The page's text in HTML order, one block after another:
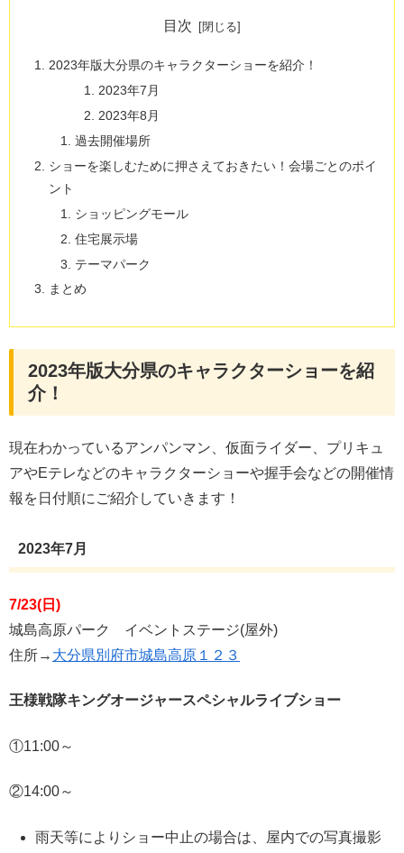
目次
2023年版大分県のキャラクターショーを紹介！
2023年7月
2023年8月
過去開催場所
ショーを楽しむために押さえておきたい！会場ごとのポイ
ント
ショッピングモール
住宅展示場
テーマパーク
まとめ
2023年版大分県のキャラクターショーを紹
介！
現在わかっているアンパンマン、仮面ライダー、プリキュ
アやEテレなどのキャラクターショーや握手会などの開催情
報を日付順にご紹介していきます！
2023年7月
7/23(日)
城島高原パーク イベントステージ(屋外)
住所→ 大分県別府市城島高原１２３
王様戦隊キングオージャースペシャルライブショー
①11:00～
②14:00～
雨天等によりショー中止の場合は、屋内での写真撮影